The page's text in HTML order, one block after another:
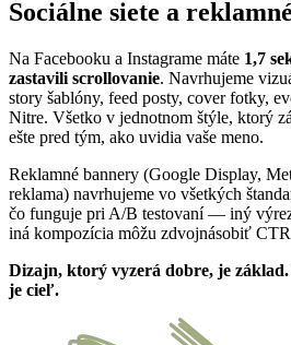
Sociálne siete a
Na Facebooku a Instagrame máte 1,7
zastavili scrollovanie. Navrhujeme
story šablóny, feed posty, cover fotky,
Nitre. Všetko v jednotnom štýle, ktorý
ešte pred tým, ako uvidia vaše meno.
Reklamné bannery (Google Display,
reklama) navrhujeme vo všetkých
čo funguje pri A/B testovaní — iný
iná kompozícia môžu zdvojnásobiť
Dizajn, ktorý vyzerá dobre, je
je cieľ.